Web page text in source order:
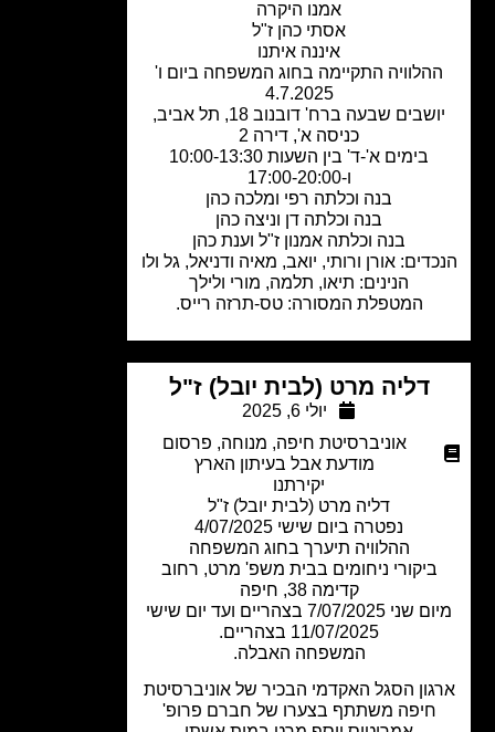
אמנו היקרה
אסתי כהן ז"ל
איננה איתנו
התקיימה בחוג המשפחה ביום ו'
4.7.2025
יושבים שבעה ברח' דובנוב 18, תל אביב,
כניסה א', דירה 2
בימים א'-ד' בין השעות 10:00-13:30
בנה וכלתה רפי ומלכה כהן
בנה וכלתה דן וניצה כהן
בנה וכלתה אמנון ז"ל וענת כהן
אורן ורותי, יואב, מאיה ודניאל, גל ולו
הנינים: תיאו, תלמה, מורי ולילך
המטפלת המסורה: טס-תרזה רייס.
דליה מרט (לבית יובל) ז"ל
אוניברסיטת חיפה,מנוחה, פרסום
מודעת אבל בעיתון הארץ
דליה מרט (לבית יובל) ז"ל
נפטרה ביום שישי 4/07/2025
ההלוויה תיערך בחוג המשפחה
ביקורי ניחומים בבית משפ' מרט, רחוב
מיום שני 7/07/2025 בצהריים ועד יום שישי
11/07/2025 בצהריים.
המשפחה האבלה.
הסגל האקדמי הבכיר של אוניברסיטת
חיפה משתתף בצערו של חברם פרופ'